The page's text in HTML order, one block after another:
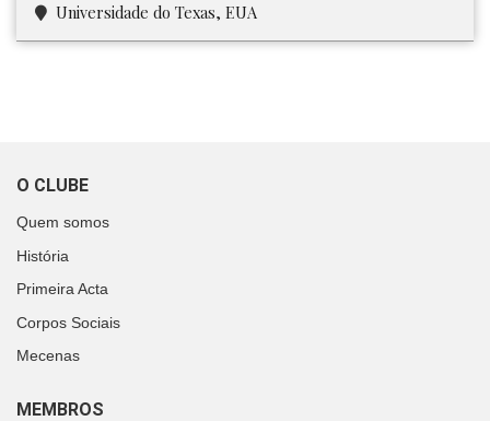
Universidade do Texas, EUA
O CLUBE
Quem somos
História
Primeira Acta
Corpos Sociais
Mecenas
MEMBROS